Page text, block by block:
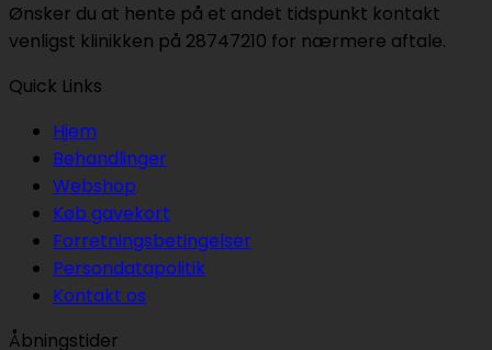
Ønsker du at hente på et andet tidspunkt kontakt
venligst klinikken på 28747210 for nærmere aftale.
Quick Links
Hjem
Behandlinger
Webshop
Køb gavekort
Forretningsbetingelser
Persondatapolitik
Kontakt os
Åbningstider